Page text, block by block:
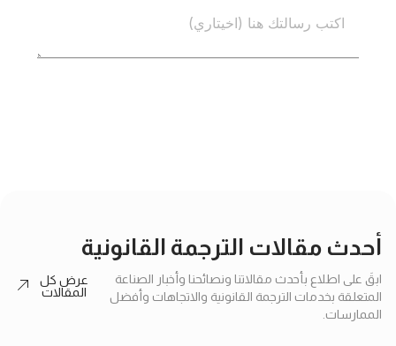
أحدث مقالات الترجمة القانونية
ابقَ على اطلاع بأحدث مقالاتنا ونصائحنا وأخبار الصناعة
المتعلقة بخدمات الترجمة القانونية والاتجاهات وأفضل
الممارسات.
عرض كل
المقالات